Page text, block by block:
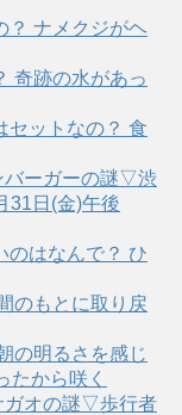
？ ナメクジがヘ
奇跡の水があっ
セットなの？ 食
バーガーの謎▽渋
31日(金)午後
のはなんで？ ひ
のもとに取り戻
の明るさを感じ
たから咲く
ガオの謎▽歩行者